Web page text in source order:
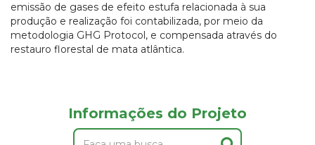
emissão de gases de efeito estufa relacionada à sua
produção e realização foi contabilizada, por meio da
metodologia GHG Protocol, e compensada através do
restauro florestal de mata atlântica.
Informações do Projeto